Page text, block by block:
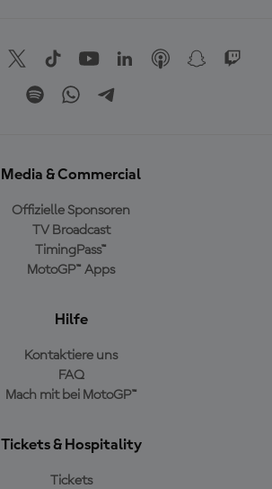
Media & Commercial
Offizielle Sponsoren
TV Broadcast
TimingPass™
MotoGP™ Apps
Hilfe
Kontaktiere uns
FAQ
Mach mit bei MotoGP™
Tickets & Hospitality
Tickets